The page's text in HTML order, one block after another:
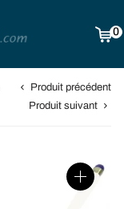
0
Produit précédent
Produit suivant